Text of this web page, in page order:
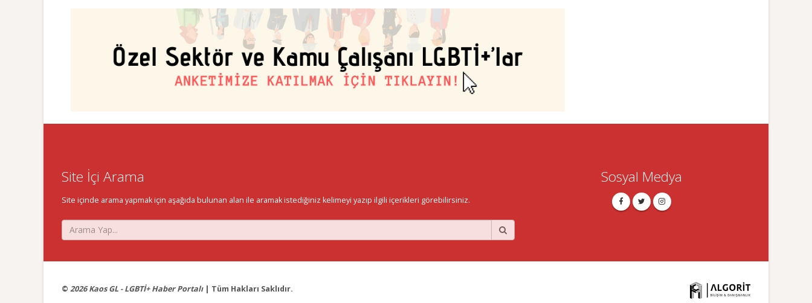
Site İçi Arama
Site içinde arama yapmak için aşağıda bulunan alan ile aramak istediğiniz kelimeyi yazıp ilgili içerikleri görebilirsiniz.
Sosyal Medya
© 2026 Kaos GL - LGBTİ+ Haber Portalı| Tüm Hakları Saklıdır.